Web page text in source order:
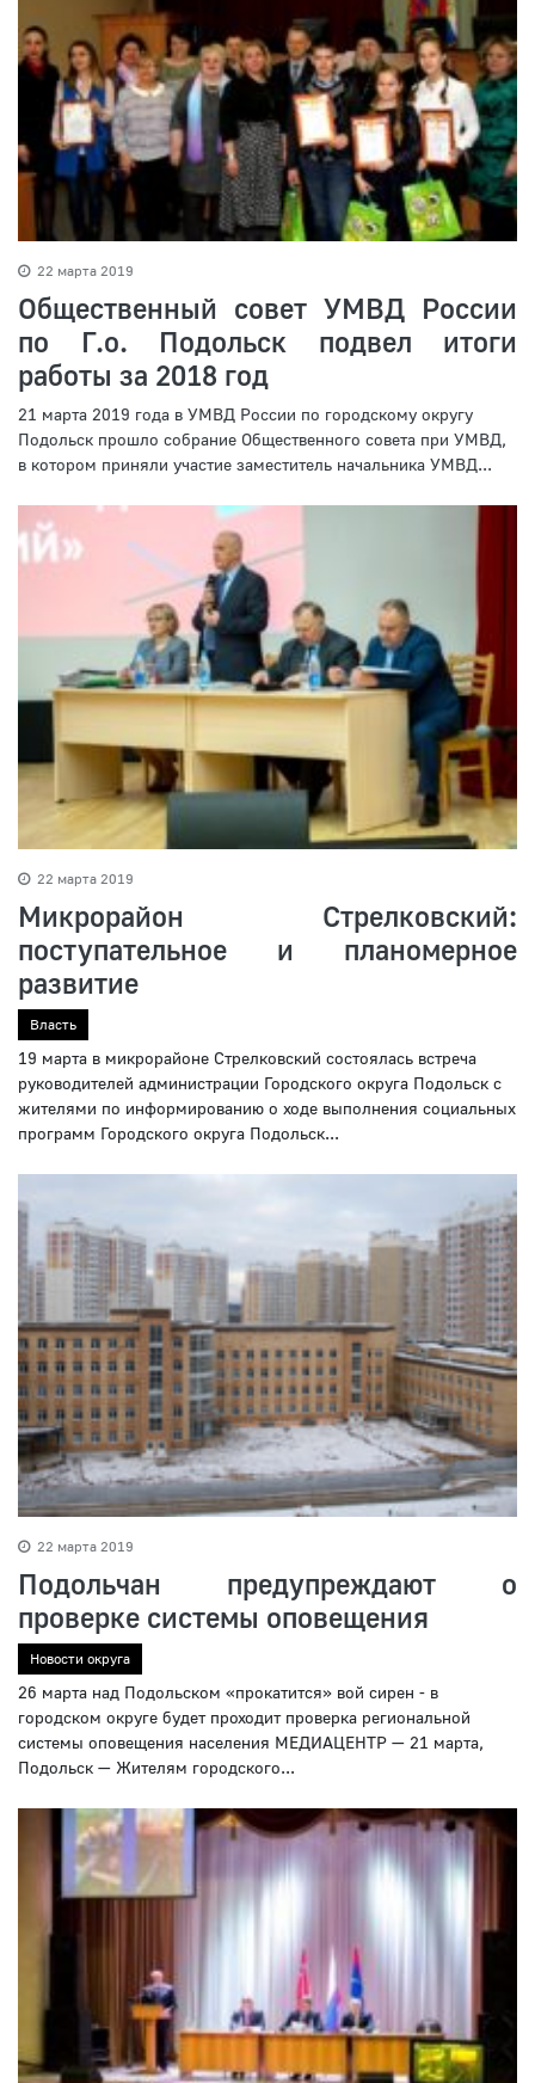
22 марта 2019
Общественный совет УМВД России
по Г.о. Подольск подвел итоги
работы за 2018 год
21 марта 2019 года в УМВД России по городскому округу
Подольск прошло собрание Общественного совета при УМВД,
в котором приняли участие заместитель начальника УМВД...
22 марта 2019
Микрорайон Стрелковский:
поступательное и планомерное
развитие
Власть
19 марта в микрорайоне Стрелковский состоялась встреча
руководителей администрации Городского округа Подольск с
жителями по информированию о ходе выполнения социальных
программ Городского округа Подольск...
22 марта 2019
Подольчан предупреждают о
проверке системы оповещения
Новости округа
26 марта над Подольском «прокатится» вой сирен - в
городском округе будет проходит проверка региональной
системы оповещения населения МЕДИАЦЕНТР — 21 марта,
Подольск — Жителям городского...